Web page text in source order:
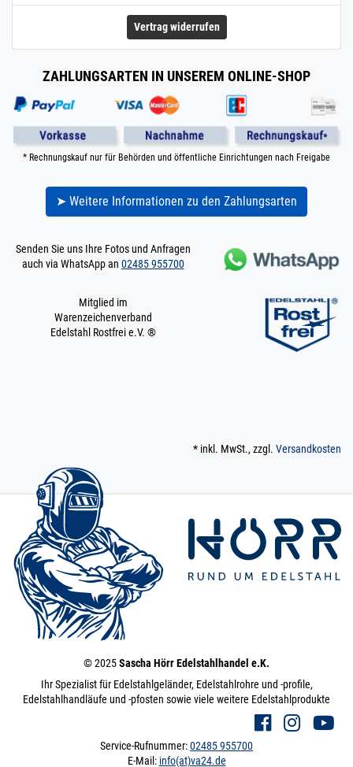
Vertrag widerrufen
ZAHLUNGSARTEN IN UNSEREM ONLINE-SHOP
* Rechnungskauf nur für Behörden und öffentliche Einrichtungen nach Freigabe
➤ Weitere Informationen zu den Zahlungsarten
Senden Sie uns Ihre Fotos und Anfragen
auch via WhatsApp an 02485 955700
Mitglied im
Warenzeichenverband
Edelstahl Rostfrei e.V. ®
* inkl. MwSt., zzgl. Versandkosten
© 2025Sascha Hörr Edelstahlhandel e.K.
Ihr Spezialist für Edelstahlgeländer, Edelstahlrohre und -profile,
Edelstahlhandläufe und -pfosten sowie viele weitere Edelstahlprodukte
Service-Rufnummer:02485 955700
E-Mail: info(at)va24.de